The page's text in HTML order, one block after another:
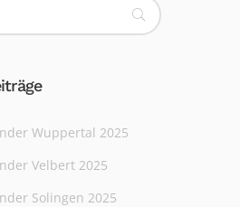
Wuppertal 2025
Velbert 2025
Solingen 2025